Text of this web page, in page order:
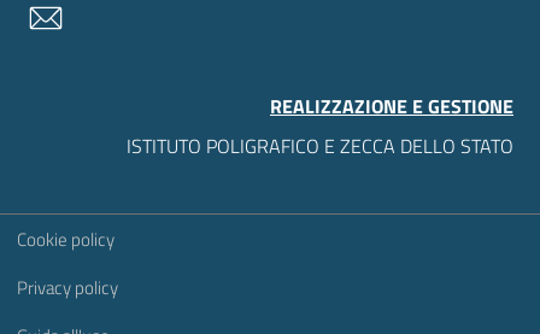
REALIZZAZIONE E GESTIONE
ISTITUTO POLIGRAFICO E ZECCA DELLO STATO
Sezione Link Utili
Cookie policy
Privacy policy